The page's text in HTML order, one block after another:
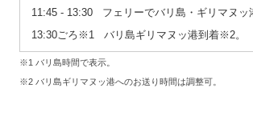
11:45 ‐ 13:30 フェリーでバリ島・ギリマヌッ
13:30ごろ※1 バリ島ギリマヌッ港到着※2。
※1 バリ島時間で表示。
※2 バリ島ギリマヌッ港へのお送り時間は調整可。